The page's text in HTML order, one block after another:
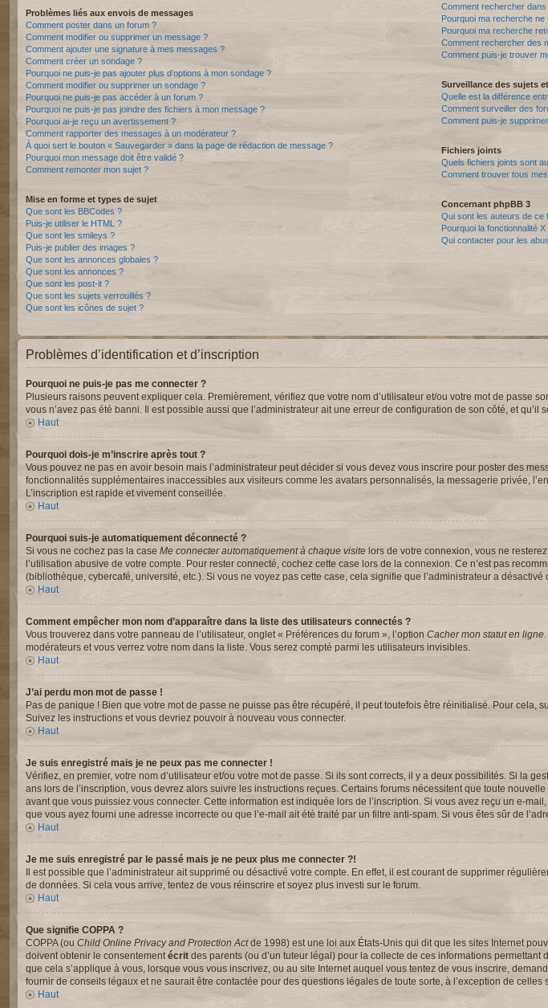
Problèmes liés aux envois de messages
Comment poster dans un forum ?
Comment modifier ou supprimer un message ?
Comment ajouter une signature à mes messages ?
Comment créer un sondage ?
Pourquoi ne puis-je pas ajouter plus d’options à mon sondage ?
Comment modifier ou supprimer un sondage ?
Pourquoi ne puis-je pas accéder à un forum ?
Pourquoi ne puis-je pas joindre des fichiers à mon message ?
Pourquoi ai-je reçu un avertissement ?
Comment rapporter des messages à un modérateur ?
À quoi sert le bouton « Sauvegarder » dans la page de rédaction de message ?
Pourquoi mon message doit être validé ?
Comment remonter mon sujet ?
Mise en forme et types de sujet
Que sont les BBCodes ?
Puis-je utiliser le HTML ?
Que sont les smileys ?
Puis-je publier des images ?
Que sont les annonces globales ?
Que sont les annonces ?
Que sont les post-it ?
Que sont les sujets verrouillés ?
Que sont les icônes de sujet ?
Comment rechercher
Pourquoi ma recherche
Pourquoi ma recherche
Comment rechercher des
Comment puis-je trouver
Surveillance des sujets
Quelle est la différence
Comment surveiller des
Comment puis-je
Fichiers joints
Quels fichiers joints sont
Comment trouver tous
Concernant phpBB 3
Qui sont les auteurs de ce
Pourquoi la fonctionnalité
Qui contacter pour les
Problèmes d’identification et d’inscription
Pourquoi ne puis-je pas me connecter ?
Plusieurs raisons peuvent expliquer cela. Premièrement, vérifiez que votre nom d’utilisateur et/ou votre mot de passe
vous n’avez pas été banni. Il est possible aussi que l’administrateur ait une erreur de configuration de son côté, et qu’il
Haut
Pourquoi dois-je m’inscrire après tout ?
Vous pouvez ne pas en avoir besoin mais l’administrateur peut décider si vous devez vous inscrire pour poster des
fonctionnalités supplémentaires inaccessibles aux visiteurs comme les avatars personnalisés, la messagerie privée,
L’inscription est rapide et vivement conseillée.
Haut
Pourquoi suis-je automatiquement déconnecté ?
Si vous ne cochez pas la case Me connecter automatiquement à chaque visite lors de votre connexion, vous ne
l’utilisation abusive de votre compte. Pour rester connecté, cochez cette case lors de la connexion. Ce n’est pas
(bibliothèque, cybercafé, université, etc.). Si vous ne voyez pas cette case, cela signifie que l’administrateur a désactivé
Haut
Comment empêcher mon nom d’apparaître dans la liste des utilisateurs connectés ?
Vous trouverez dans votre panneau de l’utilisateur, onglet « Préférences du forum », l’option Cacher mon statut en ligne
modérateurs et vous verrez votre nom dans la liste. Vous serez compté parmi les utilisateurs invisibles.
Haut
J’ai perdu mon mot de passe !
Pas de panique ! Bien que votre mot de passe ne puisse pas être récupéré, il peut toutefois être réinitialisé. Pour cela,
Suivez les instructions et vous devriez pouvoir à nouveau vous connecter.
Haut
Je suis enregistré mais je ne peux pas me connecter !
Vérifiez, en premier, votre nom d’utilisateur et/ou votre mot de passe. Si ils sont corrects, il y a deux possibilités. Si la
ans lors de l’inscription, vous devrez alors suivre les instructions reçues. Certains forums nécessitent que toute
avant que vous puissiez vous connecter. Cette information est indiquée lors de l’inscription. Si vous avez reçu un e-
que vous ayez fourni une adresse incorrecte ou que l’e-mail ait été traité par un filtre anti-spam. Si vous êtes sûr de
Haut
Je me suis enregistré par le passé mais je ne peux plus me connecter ?!
Il est possible que l’administrateur ait supprimé ou désactivé votre compte. En effet, il est courant de supprimer
de données. Si cela vous arrive, tentez de vous réinscrire et soyez plus investi sur le forum.
Haut
Que signifie COPPA ?
COPPA (ou Child Online Privacy and Protection Actde 1998) est une loi aux États-Unis qui dit que les sites Internet
doivent obtenir le consentement écrit des parents (ou d’un tuteur légal) pour la collecte de ces informations permettant
que cela s’applique à vous, lorsque vous vous inscrivez, ou au site Internet auquel vous tentez de vous inscrire,
fournir de conseils légaux et ne saurait être contactée pour des questions légales de toute sorte, à l’exception de celles
Haut